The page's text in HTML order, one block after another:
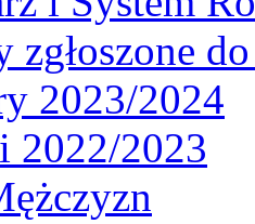
zgłoszone
2023/2024
2022/2023